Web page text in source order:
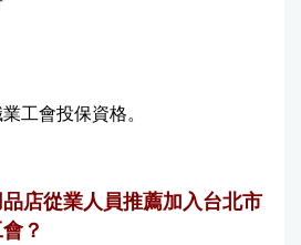
工會投保資格。
店從業人員推薦加入台北市
？